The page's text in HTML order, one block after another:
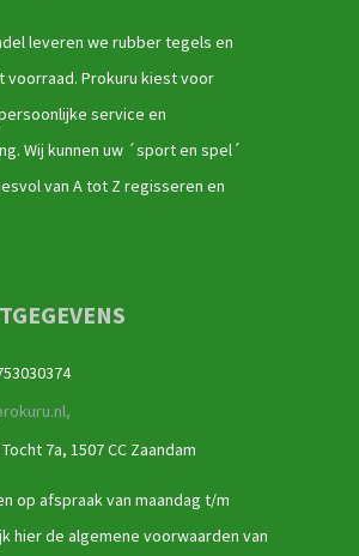
leveren we rubber tegels en
voorraad. Prokuru kiest voor
service en
Wij kunnen uw ´sport en spel´
van A tot Z regisseren en
7a, 1507 CC Zaandam
op afspraak van maandag t/m
hier de algemene voorwaarden van